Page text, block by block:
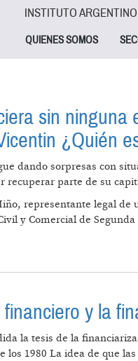
INSTITUTO
QUIENES SOMOS
sin
¿Quién
dando sorpresas con
recuperar parte de su
representante legal
y Comercial de
y la
la tesis de la
1980 La idea de que